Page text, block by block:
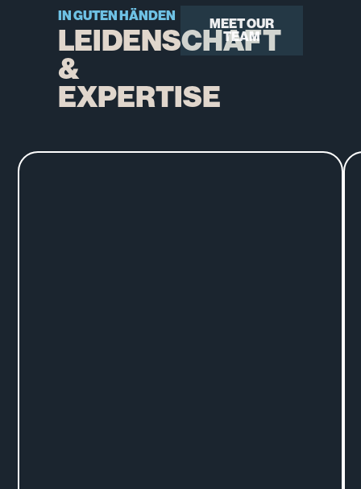
IN GUTEN HÄNDEN
LEIDENSCHAFT
&
EXPERTISE
MEET OUR
TEAM